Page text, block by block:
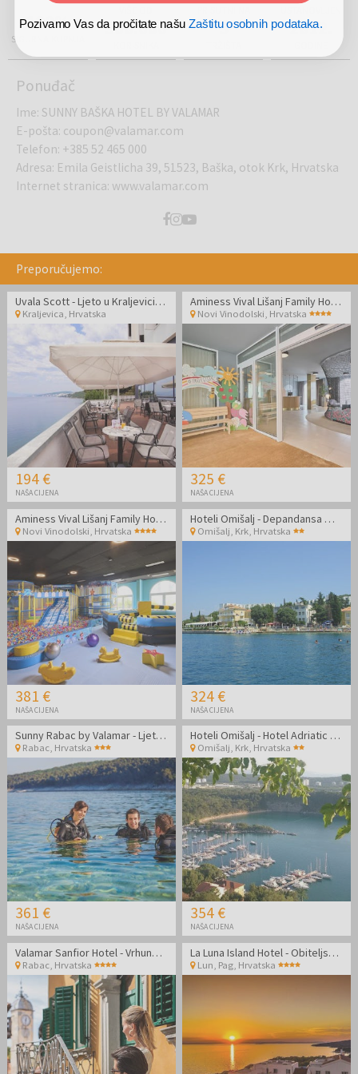
100%
SIGURNA KUPNJA 500.000 5 2012.
Ponuđač
Ime: SUNNY BAŠKA HOTEL BY VALAMAR
E-pošta: coupon@valamar.com
Telefon: +385 52 465 000
Adresa: Emila Geistlicha 39, 51523, Baška, otok Krk, Hrvatska
Internet stranica: www.valamar.com
Preporučujemo:
Uvala Scott - Ljeto u Kraljevici - Standard soba
Kraljevica Hrvatska
194 €
NAŠA CIJENA
Aminess Vival Lišanj Family Hotel - Obiteljski all inclusive light s animacijom
Novi Vinodolski Hrvatska
325 €
NAŠA CIJENA
Aminess Vival Lišanj Family Hotel - Obiteljski all inclusive light s animacijom
Novi Vinodolski Hrvatska
381 €
NAŠA CIJENA
Hoteli Omišalj - Depandansa Marina - Ljeto na Krku
Omišalj, Krk Hrvatska
324 €
NAŠA CIJENA
Sunny Rabac by Valamar - Ljetni odmor za parove
Rabac, Hrvatska
361 €
NAŠA CIJENA
Hoteli Omišalj - Hotel Adriatic - Ljeto na Krku
Omišalj, Krk, Hrvatska
354 €
NAŠA CIJENA
Valamar Sanfior Hotel - Vrhunsko opuštanje za parove uz more u šarmantnom Rapcu
Rabac, Hrvatska
La Luna Island Hotel - Obiteljska all inclusive jesen na Pagu
Lun, Pag, Hrvatska
Pozivamo Vas da pročitate našu Zaštitu osobnih podataka.